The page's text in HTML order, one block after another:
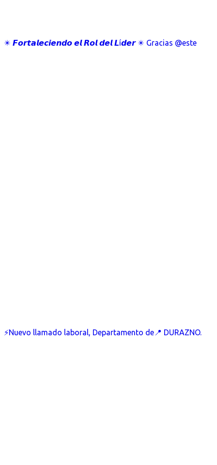
✴️ 𝙁𝙤𝙧𝙩𝙖𝙡𝙚𝙘𝙞𝙚𝙣𝙙𝙤 𝙚𝙡 𝙍𝙤𝙡 𝙙𝙚𝙡 𝙇í𝙙𝙚𝙧 ✴️ Gracias @este
⚡Nuevo llamado laboral, Departamento de📍 DURAZNO.